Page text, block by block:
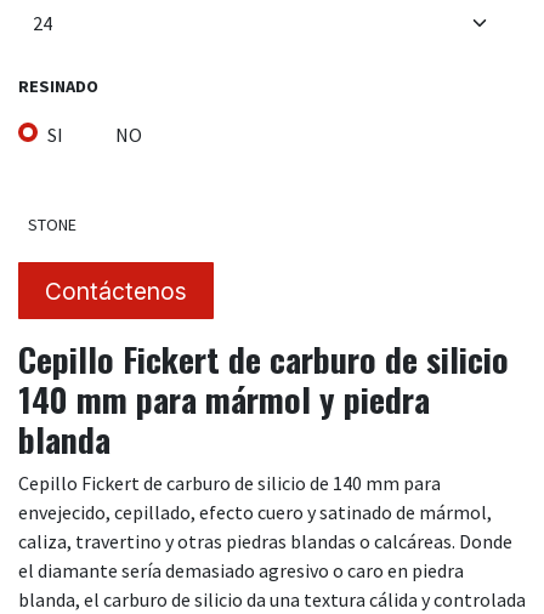
RESINADO
SI NO
STONE
Contáctenos
Cepillo Fickert de carburo de silicio
140 mm para mármol y piedra
blanda
Cepillo Fickert de carburo de silicio de 140 mm para
envejecido, cepillado, efecto cuero y satinado de mármol,
caliza, travertino y otras piedras blandas o calcáreas. Donde
el diamante sería demasiado agresivo o caro en piedra
blanda, el carburo de silicio da una textura cálida y controlada